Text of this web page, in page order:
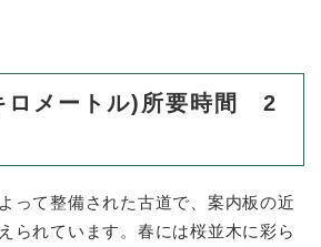
ロメートル)所要時間 2
って整備された古道で、案内板の近
られています。春には桜並木に彩ら